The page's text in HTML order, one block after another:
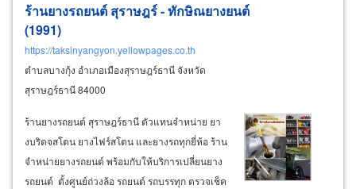
ร้านยางรถยนต์ สุราษฎร์ - ทักษิณยางยนต์
(1991)
https://taksinyangyon.yellowpages.co.th
ตำบลบางกุ้ง อำเภอเมืองสุราษฎร์ธานี จังหวัด
สุราษฎร์ธานี 84000
ร้านยางรถยนต์ สุราษฎร์ธานี ตัวแทนจำหน่าย ยา
งบริดจสโตน ยางไฟร์สโตน และยางรถทุกยี่ห้อ ร้าน
จำหน่ายยางรถยนต์ พร้อมกับให้บริการเปลี่ยนยาง
รถยนต์ ตั้งศูนย์ถ่วงล้อ รถยนต์ รถบรรทุก ตรวจเช็ค